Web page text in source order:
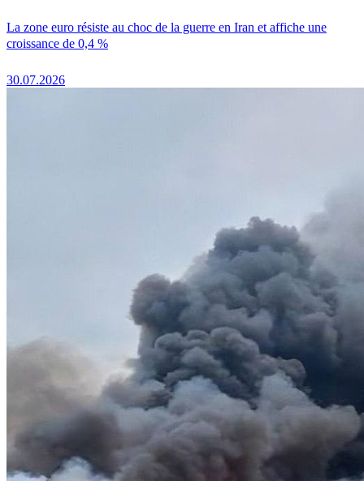
La zone euro résiste au choc de la guerre en Iran et affiche une
croissance de 0,4 %
30.07.2026